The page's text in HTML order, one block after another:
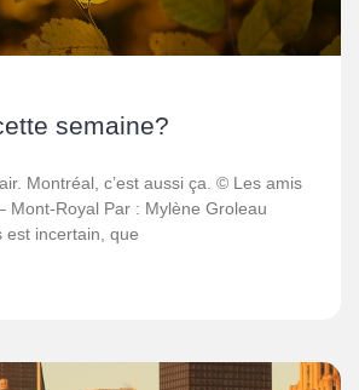
semaine?
Montréal, c’est aussi ça. © Les amis
Mont-Royal Par : Mylène Groleau
est incertain, que